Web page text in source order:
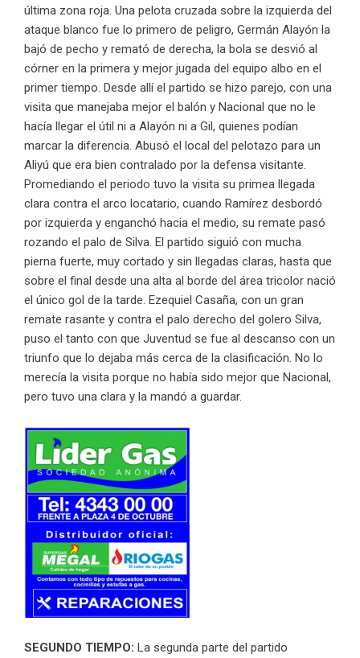
última zona roja. Una pelota cruzada sobre la izquierda del
ataque blanco fue lo primero de peligro, Germán Alayón la
bajó de pecho y remató de derecha, la bola se desvió al
córner en la primera y mejor jugada del equipo albo en el
primer tiempo. Desde allí el partido se hizo parejo, con una
visita que manejaba mejor el balón y Nacional que no le
hacía llegar el útil ni a Alayón ni a Gil, quienes podían
marcar la diferencia. Abusó el local del pelotazo para un
Aliyú que era bien contralado por la defensa visitante.
Promediando el periodo tuvo la visita su primea llegada
clara contra el arco locatario, cuando Ramírez desbordó
por izquierda y enganchó hacia el medio, su remate pasó
rozando el palo de Silva. El partido siguió con mucha
pierna fuerte, muy cortado y sin llegadas claras, hasta que
sobre el final desde una alta al borde del área tricolor nació
el único gol de la tarde. Ezequiel Casaña, con un gran
remate rasante y contra el palo derecho del golero Silva,
puso el tanto con que Juventud se fue al descanso con un
triunfo que lo dejaba más cerca de la clasificación. No lo
merecía la visita porque no había sido mejor que Nacional,
pero tuvo una clara y la mandó a guardar.
SEGUNDO TIEMPO: La segunda parte del partido